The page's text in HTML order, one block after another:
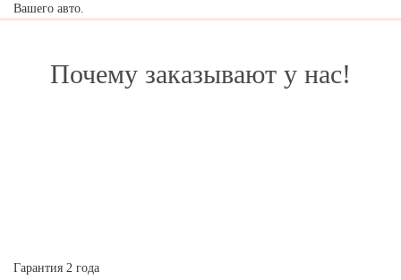
Вашего авто.
Почему заказывают у нас!
Гарантия 2 года